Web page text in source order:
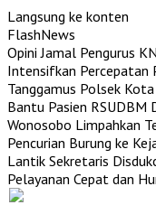
Langsung ke konten
FlashNews
Opini Jamal Pengurus
Intensifkan Percepatan
Tanggamus Polsek Kota
Bantu Pasien RSUDBM
Wonosobo Limpahkan
Pencurian Burung ke
Lantik Sekretaris
Pelayanan Cepat dan